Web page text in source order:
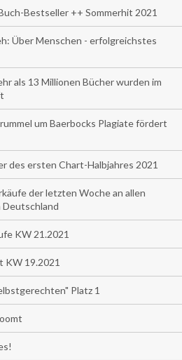
Bestseller ++ Sommerhit 2021
Über Menschen - erfolgreichstes
als 13 Millionen Bücher wurden im
um Baerbocks Plagiate fördert
des ersten Chart-Halbjahres 2021
der letzten Woche an allen
Deutschland
KW 21.2021
KW 19.2021
Platz 1